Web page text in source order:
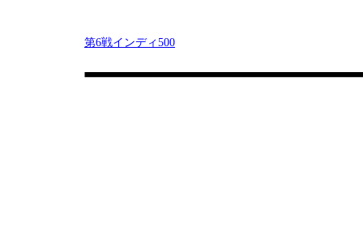
第6戦インディ500